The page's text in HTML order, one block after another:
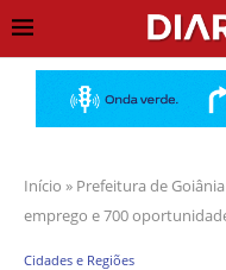
Início » Prefeitura de
emprego e 700
Cidades e Regiões